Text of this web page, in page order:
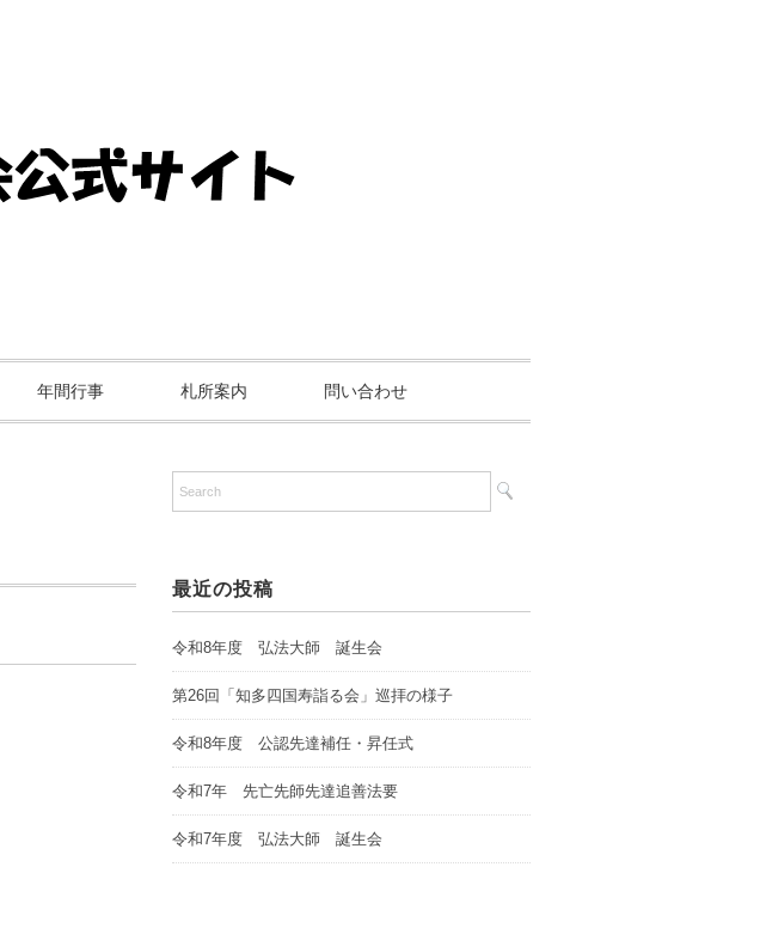
年間行事 札所案内 問い合わせ
最近の投稿
令和8年度 弘法大師 誕生会
第26回「知多四国寿詣る会」巡拝の様子
令和8年度 公認先達補任・昇任式
令和7年 先亡先師先達追善法要
令和7年度 弘法大師 誕生会